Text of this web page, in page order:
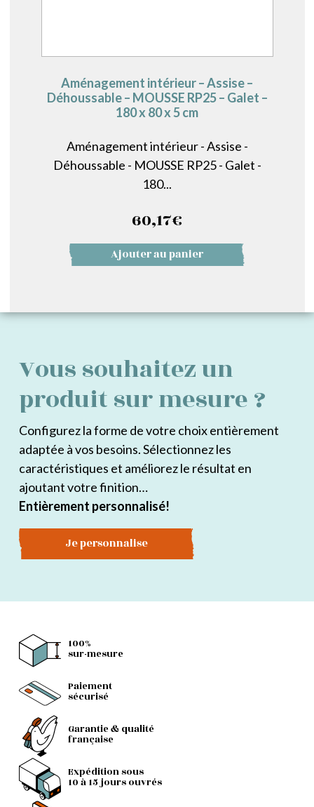
Aménagement intérieur – Assise –
Déhoussable – MOUSSE RP25 – Galet –
180 x 80 x 5 cm
Aménagement intérieur - Assise -
Déhoussable - MOUSSE RP25 - Galet -
180...
60,17€
Ajouter au panier
Vous souhaitez un
produit sur mesure ?
Configurez la forme de votre choix entièrement
adaptée à vos besoins. Sélectionnez les
caractéristiques et améliorez le résultat en
ajoutant votre finition…
Entièrement personnalisé!
Je personnalise
100%
sur-mesure
Paiement
sécurisé
Garantie & qualité
française
Expédition sous
10 à 15 jours ouvrés